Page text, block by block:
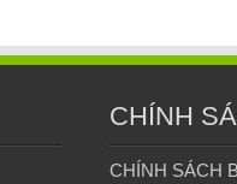
CHÍNH
CHÍNH SÁCH